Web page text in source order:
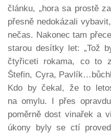
článku, „hora sa prostě
přesně nedokázali
nečas. Nakonec tam
starou desítky let: „Tož
čtyřiceti rokama, co to
Štefin, Cyra,
Kdo by čekal, že to
na omylu. I přes
poměrně dost vinařek a
úkony byly se ctí